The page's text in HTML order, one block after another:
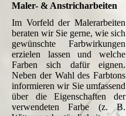
Maler- & Anstricharbeiten
Im Vorfeld der Malerarbeiten
beraten wir Sie gerne, wie sich
gewünschte Farbwirkungen
erzielen lassen und welche
Farben sich dafür eignen.
Neben der Wahl des Farbtons
informieren wir Sie umfassend
über die Eigenschaften der
verwendeten Farbe (z. B.